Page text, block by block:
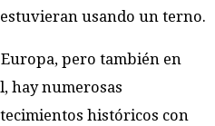
usando un terno.
pero también en
hay numerosas
históricos con